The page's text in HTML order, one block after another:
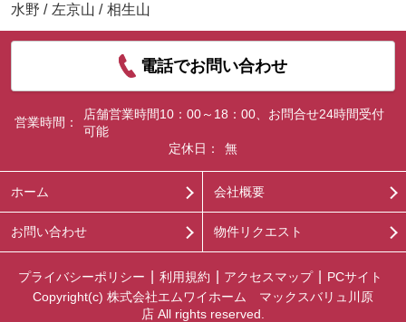
水野 / 左京山 / 相生山
電話でお問い合わせ
営業時間：
店舗営業時間10：00～18：00、お問合せ24時間受付
可能
定休日：
無
ホーム 会社概要
お問い合わせ 物件リクエスト
プライバシーポリシー 利用規約 アクセスマップ
PCサイト
Copyright(c) 株式会社エムワイホーム マックスバリュ川原
店 All rights reserved.